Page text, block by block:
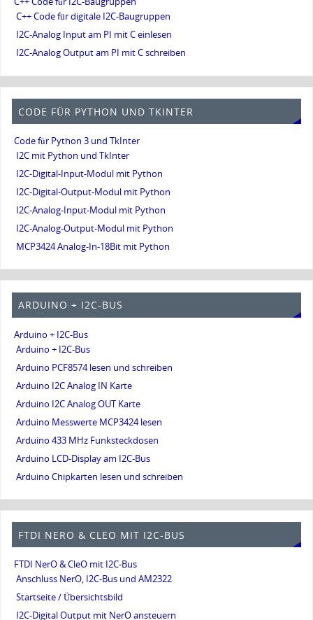
C++ Code für digitale I2C-Baugruppen
I2C-Analog Input am PI mit C einlesen
I2C-Analog Output am PI mit C schreiben
CODE FÜR PYTHON UND TKINTER
Code für Python 3 und TkInter
I2C mit Python und TkInter
I2C-Digital-Input-Modul mit Python
I2C-Digital-Output-Modul mit Python
I2C-Analog-Input-Modul mit Python
I2C-Analog-Output-Modul mit Python
MCP3424 Analog-In-18Bit mit Python
ARDUINO + I2C-BUS
Arduino + I2C-Bus
Arduino + I2C-Bus
Arduino PCF8574 lesen und schreiben
Arduino I2C Analog IN Karte
Arduino I2C Analog OUT Karte
Arduino Messwerte MCP3424 lesen
Arduino 433 MHz Funksteckdosen
Arduino LCD-Display am I2C-Bus
Arduino Chipkarten lesen und schreiben
FTDI NERO & CLEO MIT I2C-BUS
FTDI NerO & CleO mit I2C-Bus
Anschluss NerO, I2C-Bus und AM2322
Startseite / Übersichtsbild
I2C-Digital Output mit NerO ansteuern